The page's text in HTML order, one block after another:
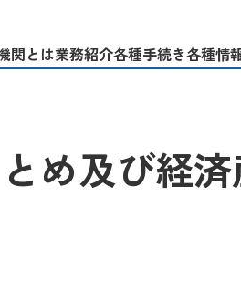
関とは業務紹介各種手続き各種情
め及び経